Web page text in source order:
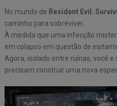
No mundo de Resident Evil:
caminho para sobreviver.
À medida que uma infecção
em colapso em questão de
Agora, isolado entre ruínas, você
precisam construir uma nova